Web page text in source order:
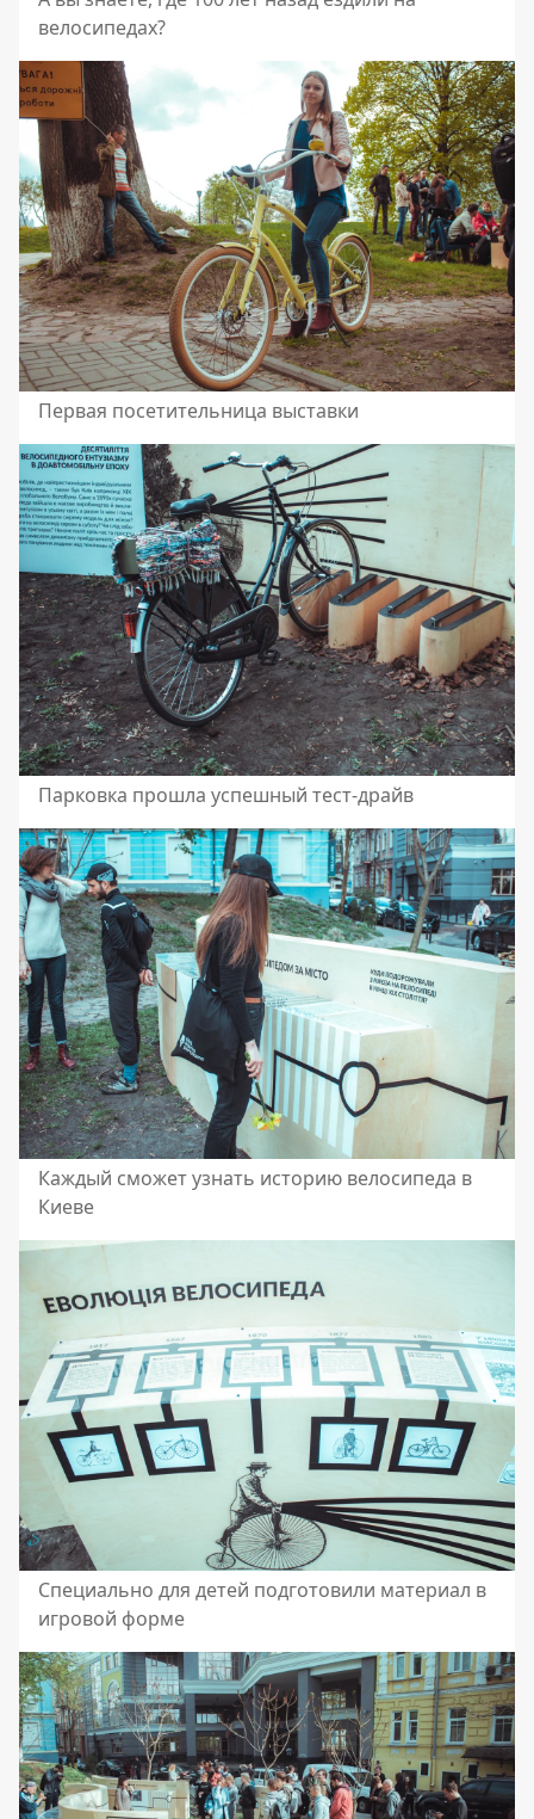
велосипедах?
Первая посетительница выставки
Парковка прошла успешный тест-драйв
Каждый сможет узнать историю велосипеда в
Киеве
Специально для детей подготовили материал в
игровой форме